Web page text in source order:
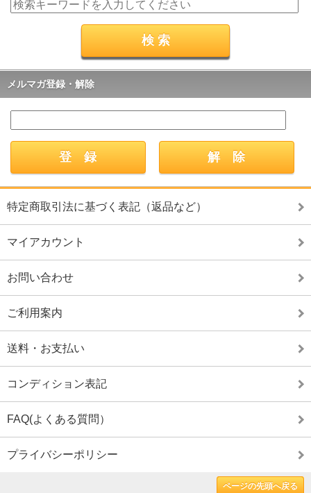
メルマガ登録・解除
特定商取引法に基づく表記（返品など）
マイアカウント
お問い合わせ
ご利用案内
送料・お支払い
コンディション表記
FAQ(よくある質問）
プライバシーポリシー
ページの先頭へ戻る